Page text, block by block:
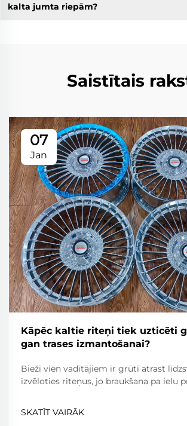
kalta jumta riepām?
Saistītais
07
Jan
Kāpēc kaltie riteņi tiek uzticēti
gan trases izmantošanai?
Bieži vien vadītājiem ir grūti atrast
izvēloties riteņus, jo braukšana pa ielu
savukārt braukšana pa trasi prasa
izturību un precizitāti. Kaltie riteņi...
SKATĪT VAIRĀK